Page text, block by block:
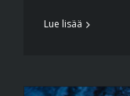
Lue lisää